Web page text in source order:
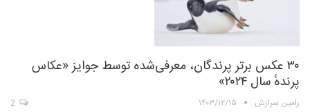
۳۰ عکس برتر پرندگان، معرفی‌شده توسط جوایز «عکاس
پرندهٔ سال ۲۰۲۴»
رامین سرازش ۱۴۰۳/۱۲/۱۵